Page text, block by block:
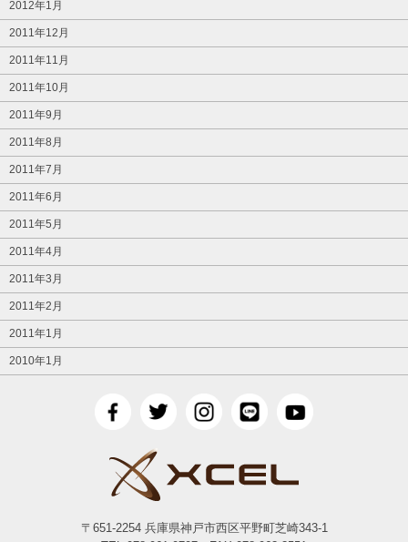
2012年1月
2011年12月
2011年11月
2011年10月
2011年9月
2011年8月
2011年7月
2011年6月
2011年5月
2011年4月
2011年3月
2011年2月
2011年1月
2010年1月
〒651-2254 兵庫県神戸市西区平野町芝崎343-1